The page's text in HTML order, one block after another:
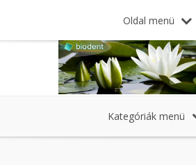
Oldal menü
Kategóriák menü